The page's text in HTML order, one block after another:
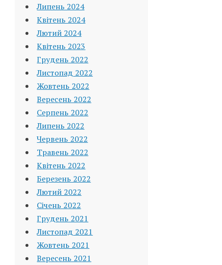
Липень 2024
Квітень 2024
Лютий 2024
Квітень 2023
Грудень 2022
Листопад 2022
Жовтень 2022
Вересень 2022
Серпень 2022
Липень 2022
Червень 2022
Травень 2022
Квітень 2022
Березень 2022
Лютий 2022
Січень 2022
Грудень 2021
Листопад 2021
Жовтень 2021
Вересень 2021